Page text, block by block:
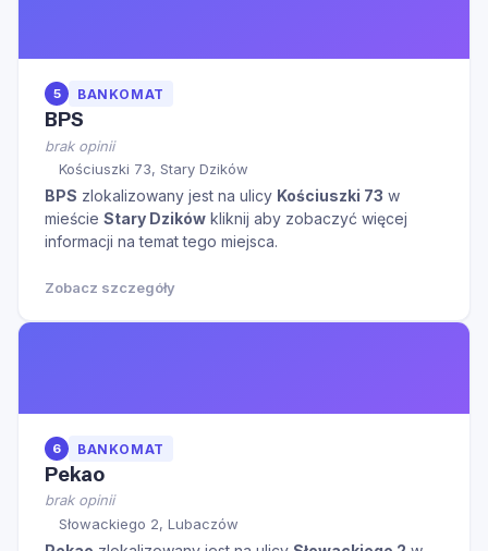
5 BANKOMAT
BPS
brak opinii
Kościuszki 73, Stary Dzików
BPS zlokalizowany jest na ulicy Kościuszki 73 w
mieście Stary Dzików kliknij aby zobaczyć więcej
informacji na temat tego miejsca.
Zobacz szczegóły
6 BANKOMAT
Pekao
brak opinii
Słowackiego 2, Lubaczów